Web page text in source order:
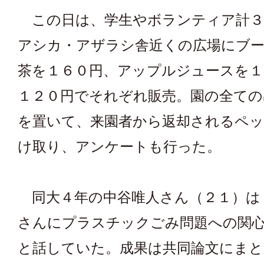
この日は、学生やボランティア計
アシカ・アザラシ舎近くの広場にブ
茶を１６０円、アップルジュースを
１２０円でそれぞれ販売。園の全て
を置いて、来園者から返却されるペ
け取り、アンケートも行った。
同大４年の中谷唯人さん（２１）は
さんにプラスチックごみ問題への関
と話していた。成果は共同論文にま